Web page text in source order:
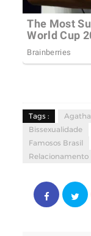
Tags :
Bissexualidade
Famosos Brasil
Relacionamento